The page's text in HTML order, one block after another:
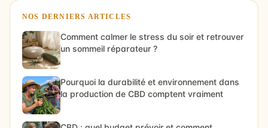
NOS DERNIERS ARTICLES
Comment calmer le stress du soir et retrouver
un sommeil réparateur ?
Pourquoi la durabilité et environnement dans
la production de CBD comptent vraiment